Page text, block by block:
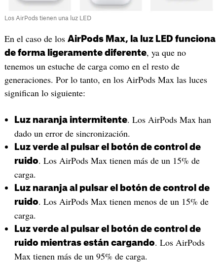
Los AirPods tienen una luz LED
En el caso de los AirPods Max, la luz LED funciona
de forma ligeramente diferente, ya que no
tenemos un estuche de carga como en el resto de
generaciones. Por lo tanto, en los AirPods Max las luces
significan lo siguiente:
Luz naranja intermitente. Los AirPods Max han
dado un error de sincronización.
Luz verde al pulsar el botón de control de
ruido. Los AirPods Max tienen más de un 15% de
carga.
Luz naranja al pulsar el botón de control de
ruido. Los AirPods Max tienen menos de un 15% de
carga.
Luz verde al pulsar el botón de control de
ruido mientras están cargando. Los AirPods
Max tienen más de un 95% de carga.